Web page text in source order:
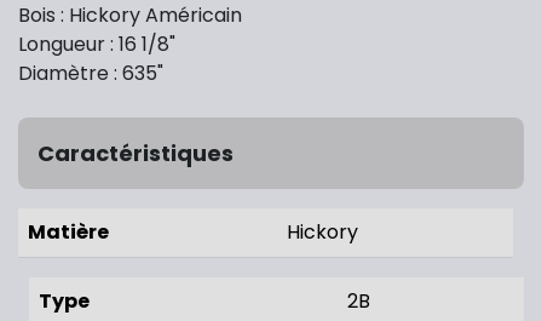
Bois : Hickory Américain
Longueur : 16 1/8"
Diamètre : 635"
Caractéristiques
Matière Hickory
Type 2B